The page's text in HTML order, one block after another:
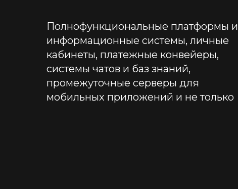
Полнофункциональные платформы и
информационные системы, личные
кабинеты, платежные конвейеры,
системы чатов и баз знаний,
промежуточные серверы для
мобильных приложений и не только